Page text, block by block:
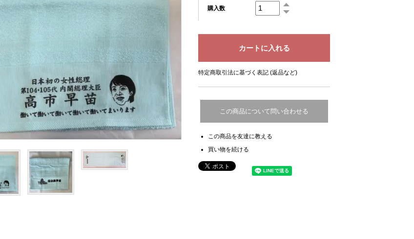
購入数
特定商取引法に基づく表記 (返品など)
この商品について問い合わせる
この商品を友達に教える
買い物を続ける